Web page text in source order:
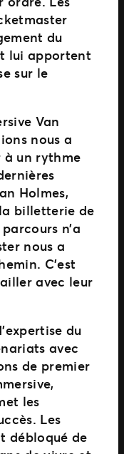
du
lui apportent
sur le
Van
nous a
à un rythme
Holmes,
billetterie de
n’a
nous a
C’est
avec leur
du
avec
de premier
les
Les
débloqué de